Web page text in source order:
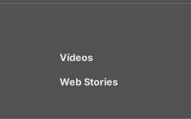
Vídeos
Web Stories